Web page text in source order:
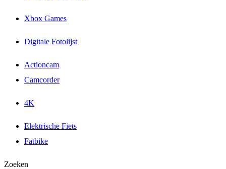
Xbox Games
Digitale Fotolijst
Actioncam
Camcorder
4K
Elektrische Fiets
Fatbike
Zoeken